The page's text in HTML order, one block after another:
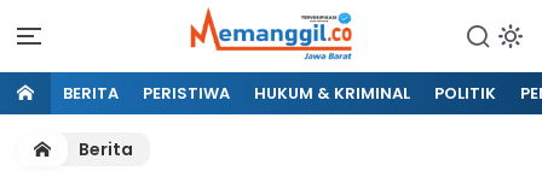
BERITA PERISTIWA HUKUM & KRIMINAL POLITIK
Berita